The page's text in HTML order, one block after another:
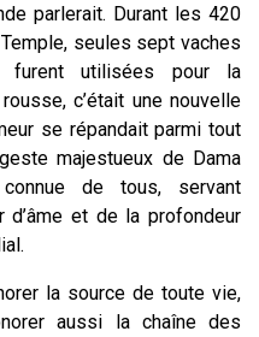
parlerait. Durant les 420
seules sept vaches
furent utilisées pour la
c’était une nouvelle
se répandait parmi tout
majestueux de Dama
de tous, servant
d’âme et de la profondeur
la source de toute vie,
aussi la chaîne des